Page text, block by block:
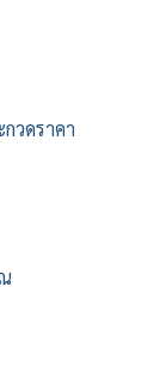
วดราคา